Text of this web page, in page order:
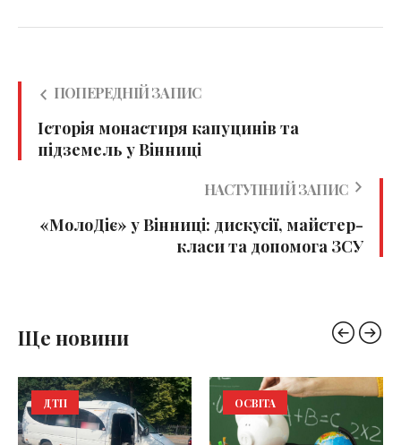
ПОПЕРЕДНІЙ ЗАПИС
Історія монастиря капуцинів та
підземель у Вінниці
НАСТУПНИЙ ЗАПИС
«МолоДіє» у Вінниці: дискусії, майстер-
класи та допомога ЗСУ
Ще новини
ДТП ОСВІТА